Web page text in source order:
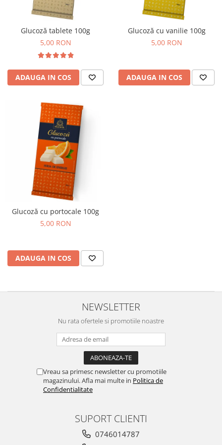
Cozo-Bun
Cozonac Cadou
Cozonac cu Unt
Cozonac Royal
Cozonac Mos Craciun
Cozonac Duofino
Cozonac Imperial
Salam de biscuiti
Fursecuri
Creme tartinabile
Prajituri artizanale
Fursecuri cu unt
Prajituri
Prajituri Red Collection
Prajituri cu fructe
Torturi ambalate
Glucoză tablete 100g
5,00 RON
ADAUGA IN COS
Glucoză cu vanilie 100g
5,00 RON
ADAUGA IN COS
Glucoză cu portocale 100g
5,00 RON
ADAUGA IN COS
NEWSLETTER
Nu rata ofertele si promotiile noastre
Vreau sa primesc newsletter cu promotiile
magazinului. Afla mai multe in Politica de
Confidentialitate
SUPORT CLIENTI
0746014787